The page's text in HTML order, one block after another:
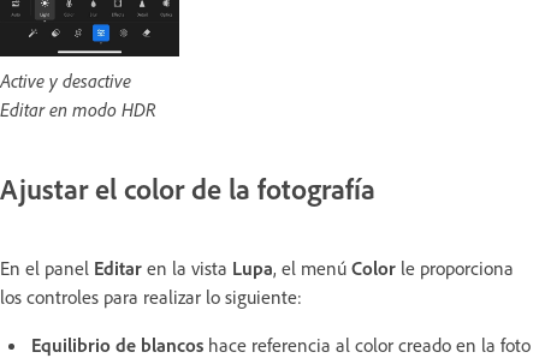
Active y desactive
Editar en modo HDR
Ajustar el color de la fotografía
En el panel Editar en la vista Lupa, el menú Color le proporciona
los controles para realizar lo siguiente:
Equilibrio de blancos hace referencia al color creado en la foto